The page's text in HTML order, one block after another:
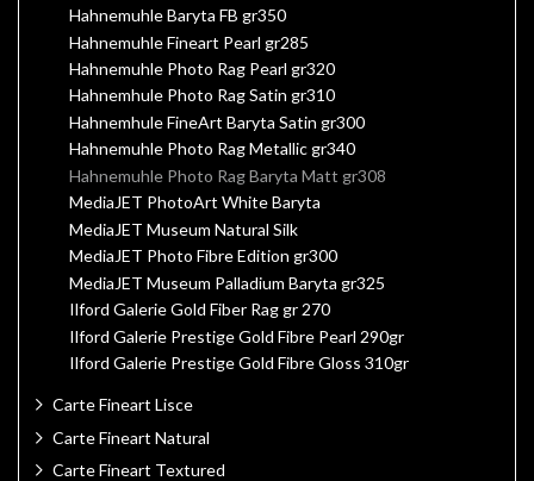
Hahnemuhle Baryta FB gr350
Hahnemuhle Fineart Pearl gr285
Hahnemuhle Photo Rag Pearl gr320
Hahnemhule Photo Rag Satin gr310
Hahnemhule FineArt Baryta Satin gr300
Hahnemuhle Photo Rag Metallic gr340
Hahnemuhle Photo Rag Baryta Matt gr308
MediaJET PhotoArt White Baryta
MediaJET Museum Natural Silk
MediaJET Photo Fibre Edition gr300
MediaJET Museum Palladium Baryta gr325
Ilford Galerie Gold Fiber Rag gr 270
Ilford Galerie Prestige Gold Fibre Pearl 290gr
Ilford Galerie Prestige Gold Fibre Gloss 310gr
Carte Fineart Lisce
Carte Fineart Natural
Carte Fineart Textured